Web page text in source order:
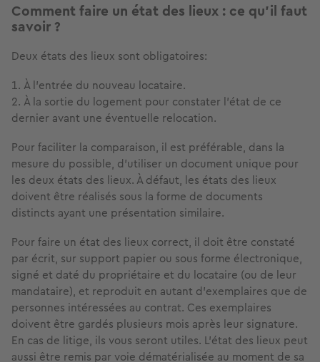
Comment faire un état des lieux : ce qu’il faut
savoir ?
Deux états des lieux sont obligatoires:
À l’entrée du nouveau locataire.
À la sortie du logement pour constater l’état de ce
dernier avant une éventuelle relocation.
Pour faciliter la comparaison, il est préférable, dans la
mesure du possible, d'utiliser un document unique pour
les deux états des lieux. À défaut, les états des lieux
doivent être réalisés sous la forme de documents
distincts ayant une présentation similaire.
Pour faire un état des lieux correct, il doit être constaté
par écrit, sur support papier ou sous forme électronique,
signé et daté du propriétaire et du locataire (ou de leur
mandataire), et reproduit en autant d’exemplaires que de
personnes intéressées au contrat. Ces exemplaires
doivent être gardés plusieurs mois après leur signature.
En cas de litige, ils vous seront utiles. L’état des lieux peut
aussi être remis par voie dématérialisée au moment de sa